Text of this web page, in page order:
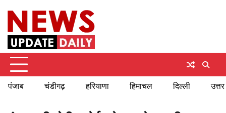
content
पंजाब चंडीगढ़ हरियाणा हिमाचल दिल्ली